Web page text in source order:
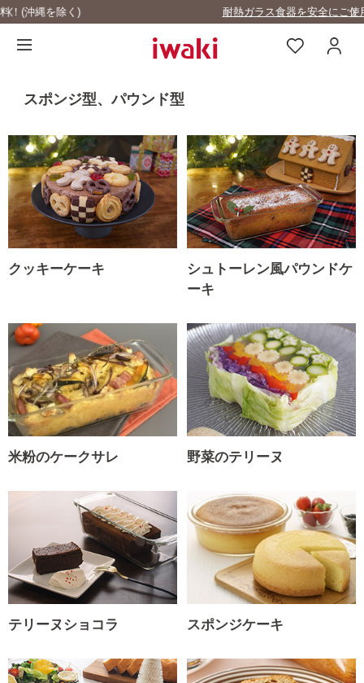
耐熱ガラス食器を安全にご使用いただくために
スポンジ型、パウンド型
クッキーケーキ
シュトーレン風パウンドケ
ーキ
米粉のケークサレ 野菜のテリーヌ
テリーヌショコラ スポンジケーキ